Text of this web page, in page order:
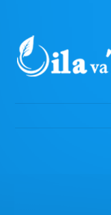
Бош саҳифа